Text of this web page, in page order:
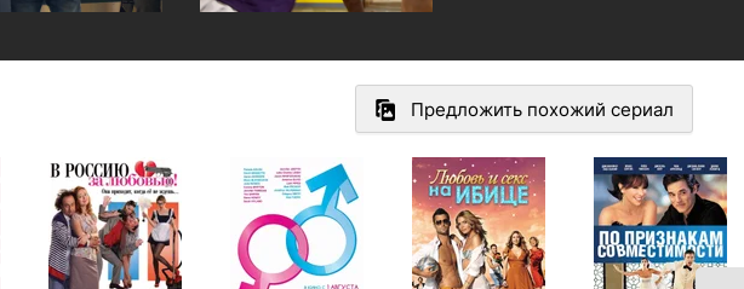
Предложить похожий сериал